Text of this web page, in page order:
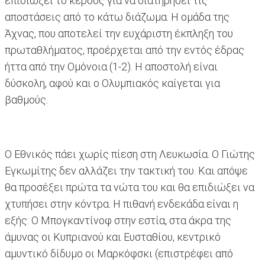
αποστάσεις από το κάτω διάζωμα. Η ομάδα της
Άχνας, που αποτελεί την ευχάριστη έκπληξη του
πρωταθλήματος, προέρχεται από την εντός έδρας
ήττα από την Ομόνοια (1-2). Η αποστολή είναι
δύσκολη, αφού και ο Ολυμπιακός καίγεται για
βαθμούς.
Ο Εθνικός πάει χωρίς πίεση στη Λευκωσία. Ο Γιώτης
Εγκωμίτης δεν αλλάζει την τακτική του. Και απόψε
θα προσέξει πρώτα τα νώτα του και θα επιδιώξει να
χτυπήσει στην κόντρα. Η πιθανή ενδεκάδα είναι η
εξής: Ο Μπογκαντίνοφ στην εστία, στα άκρα της
άμυνας οι Κυπριανού και Ευσταθίου, κεντρικό
αμυντικό δίδυμο οι Μαρκόφσκι (επιστρέφει από